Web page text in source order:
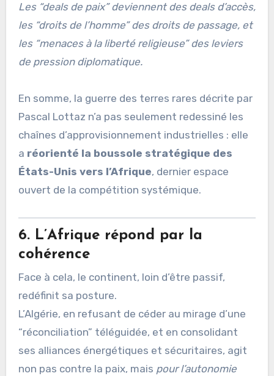
Les “deals de paix” deviennent des deals d’accès,
les “droits de l’homme” des droits de passage, et
les “menaces à la liberté religieuse” des leviers
de pression diplomatique.
En somme, la guerre des terres rares décrite par
Pascal Lottaz n’a pas seulement redessiné les
chaînes d’approvisionnement industrielles : elle
a réorienté la boussole stratégique des
États-Unis vers l’Afrique, dernier espace
ouvert de la compétition systémique.
6. L’Afrique répond par la
cohérence
Face à cela, le continent, loin d’être passif,
redéfinit sa posture.
L’Algérie, en refusant de céder au mirage d’une
“réconciliation” téléguidée, et en consolidant
ses alliances énergétiques et sécuritaires, agit
non pas contre la paix, mais pour l’autonomie